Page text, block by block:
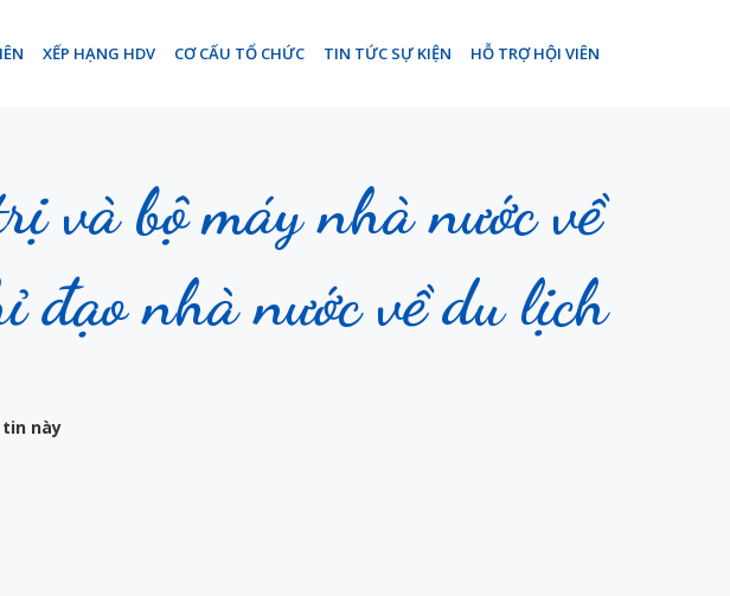
XẾP HẠNG HDV CƠ CẤU TỔ CHỨC TIN TỨC SỰ KIỆN HỖ TRỢ HỘI VIÊN
và bộ máy nhà nước về
nhà nước về du lịch
này